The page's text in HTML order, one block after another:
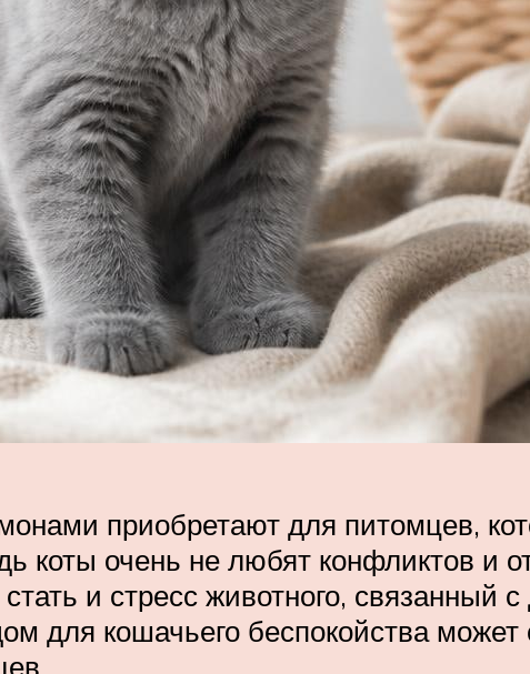
приобретают для питомцев,
коты очень не любят конфликтов и
и стресс животного, связанный
для кошачьего беспокойства может